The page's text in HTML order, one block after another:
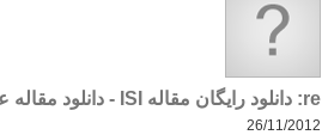
re: دانلود رایگان مقاله ISI - دانلود مقاله علمی از IEEE Sciencedirect Springer JSTOR ACS و ...
26/11/2012